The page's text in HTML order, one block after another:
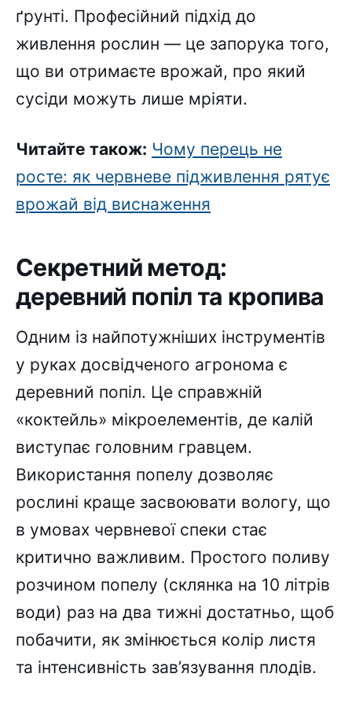
ґрунті. Професійний підхід до
живлення рослин — це запорука того,
що ви отримаєте врожай, про який
сусіди можуть лише мріяти.
Читайте також: Чому перець не
росте: як червневе підживлення рятує
врожай від виснаження
Секретний метод:
деревний попіл та кропива
Одним із найпотужніших інструментів
у руках досвідченого агронома є
деревний попіл. Це справжній
«коктейль» мікроелементів, де калій
виступає головним гравцем.
Використання попелу дозволяє
рослині краще засвоювати вологу, що
в умовах червневої спеки стає
критично важливим. Простого поливу
розчином попелу (склянка на 10 літрів
води) раз на два тижні достатньо, щоб
побачити, як змінюється колір листя
та інтенсивність зав’язування плодів.